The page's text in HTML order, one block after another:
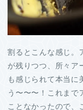
割るとこんな感じ。
が残りつつ、所々ア
も感じられて本当に
う〜〜〜！これまで
ことなかったので、